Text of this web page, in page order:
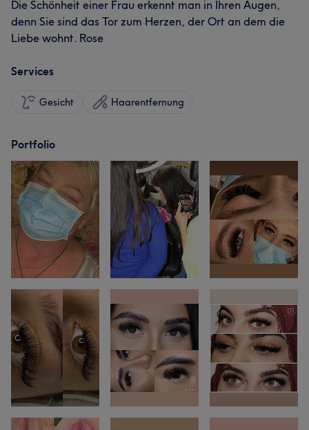
Die Schönheit einer Frau erkennt man in Ihren Augen,
denn Sie sind das Tor zum Herzen, der Ort an dem die
Liebe wohnt. Rose
Services
Gesicht Haarentfernung
Portfolio